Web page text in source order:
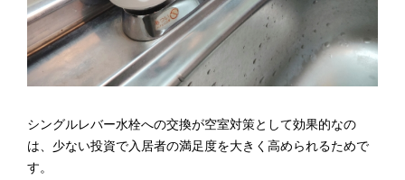
シングルレバー水栓への交換が空室対策として効果的なの
は、少ない投資で入居者の満足度を大きく高められるためで
す。